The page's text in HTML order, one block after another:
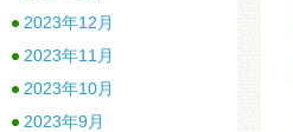
2023年12月
2023年11月
2023年10月
2023年9月